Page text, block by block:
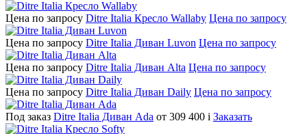
Цена по запросу Ditre Italia Кресло Wallaby Цена по запросу
Цена по запросу Ditre Italia Диван Luvon Цена по запросу
Цена по запросу Ditre Italia Диван Alta Цена по запросу
Цена по запросу Ditre Italia Диван Daily Цена по запросу
Под заказ Ditre Italia Диван Ada от 309 400 i Заказать